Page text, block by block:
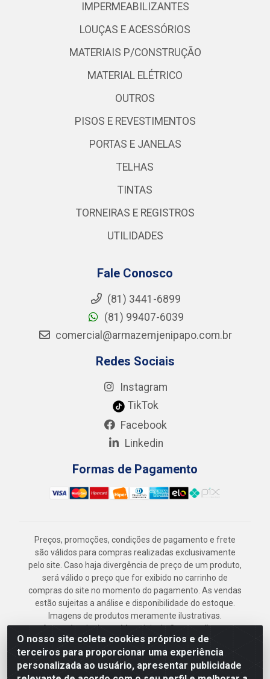
O nosso site coleta cookies próprios e de
terceiros para proporcionar uma experiência
personalizada ao usuário, apresentar publicidade
IMPERMEABILIZANTES
LOUÇAS E ACESSÓRIOS
MATERIAIS P/CONSTRUÇÃO
MATERIAL ELÉTRICO
OUTROS
PISOS E REVESTIMENTOS
PORTAS E JANELAS
TELHAS
TINTAS
TORNEIRAS E REGISTROS
UTILIDADES
Fale Conosco
(81) 3441-6899
(81) 99407-6039
comercial@armazemjenipapo.com.br
Redes Sociais
Instagram
TikTok
Facebook
Linkedin
Formas de Pagamento
Preços, promoções, condições de pagamento e frete
são válidos para compras realizadas exclusivamente
pelo site. Caso haja divergência de preço de um produto,
será válido o preço que for exibido no carrinho de
compras do site no momento do pagamento. As vendas
estão sujeitas a análise e disponibilidade do estoque.
Imagens de produtos meramente ilustrativas.
Armazém Jenipapo Materiais de Construção em
Geral LTDA - Rua das Flores, 2691 - Guabiraba,
Recife/PE - CEP 52.291-630 - CNPJ
41.097.379/0001-